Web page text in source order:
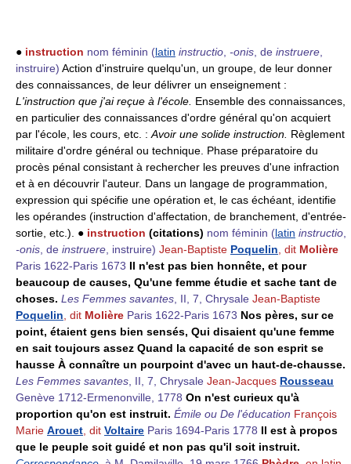
● instruction nom féminin (latin instructio -onis , de instruere
instruire) Action d'instruire quelqu'un, un groupe, de leur donner
des connaissances, de leur délivrer un enseignement :
L'instruction que j'ai reçue à l'école. Ensemble des connaissances,
en particulier des connaissances d'ordre général qu'on acquiert
par l'école, les cours, etc. : Avoir une solide instruction. Règlement
militaire d'ordre général ou technique. Phase préparatoire du
procès pénal consistant à rechercher les preuves d'une infraction
et à en découvrir l'auteur. Dans un langage de programmation,
expression qui spécifie une opération et, le cas échéant, identifie
les opérandes (instruction d'affectation, de branchement, d'entrée-
sortie, etc.). ● instruction (citations) nom féminin (latin instructio
-onis , de instruere , instruire) Jean-Baptiste Poquelin , dit Molière
Paris 1622-Paris 1673 Il n'est pas bien honnête, et pour
beaucoup de causes, Qu'une femme étudie et sache tant de
choses. Les Femmes savantes , II, 7, Chrysale Jean-Baptiste
Poquelin , dit Molière Paris 1622-Paris 1673 Nos pères, sur ce
point, étaient gens bien sensés, Qui disaient qu'une femme
en sait toujours assez Quand la capacité de son esprit se
hausse À connaître un pourpoint d'avec un haut-de-chausse.
Les Femmes savantes , II, 7, Chrysale Jean-Jacques Rousseau
Genève 1712-Ermenonville, 1778 On n'est curieux qu'à
proportion qu'on est instruit. Émile ou De l'éducation François
Marie Arouet , dit Voltaire Paris 1694-Paris 1778 Il est à propos
que le peuple soit guidé et non pas qu'il soit instruit.